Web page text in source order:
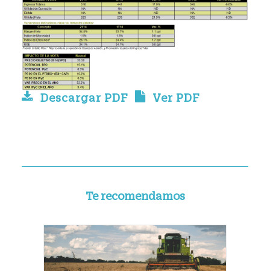
Descargar PDF Ver PDF
Te recomendamos